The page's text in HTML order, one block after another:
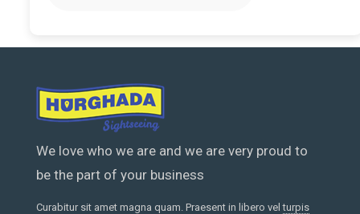
We love who we are and we are very proud to
be the part of your business
Curabitur sit amet magna quam. Praesent in libero velturpis